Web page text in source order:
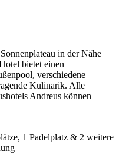
in der Nähe
bietet einen
verschiedene
Kulinarik. Alle
Andreus können
1 Padelplatz & 2 weitere